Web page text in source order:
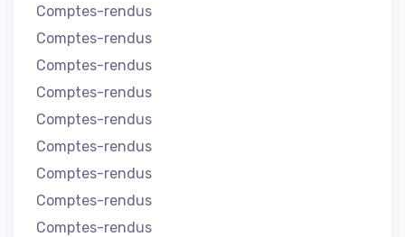
Comptes-rendus
Comptes-rendus
Comptes-rendus
Comptes-rendus
Comptes-rendus
Comptes-rendus
Comptes-rendus
Comptes-rendus
Comptes-rendus